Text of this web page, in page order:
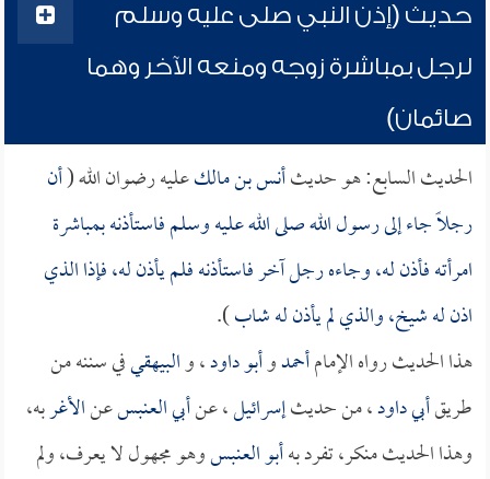
حديث (إذن النبي صلى عليه وسلم
لرجل بمباشرة زوجه ومنعه الآخر وهما
صائمان)
الحديث السابع: هو حديثأنس بن مالكعليه رضوان الله (أن
رجلاً جاء إلى رسول الله صلى الله عليه وسلم فاستأذنه بمباشرة
امرأته فأذن له، وجاءه رجل آخر فاستأذنه فلم يأذن له، فإذا الذي
اذن له شيخ، والذي لم يأذن له شاب).
هذا الحديث رواه الإمامأحمدوأبو داود، والبيهقيفي سننه من
طريقأبي داود، من حديثإسرائيل، عنأبي العنبسعنالأغربه،
وهذا الحديث منكر، تفرد بهأبو العنبسوهو مجهول لا يعرف، ولم